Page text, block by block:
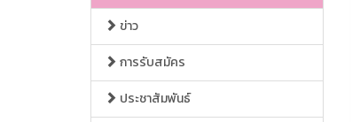
ข่าว
การรับสมัคร
ประชาสัมพันธ์